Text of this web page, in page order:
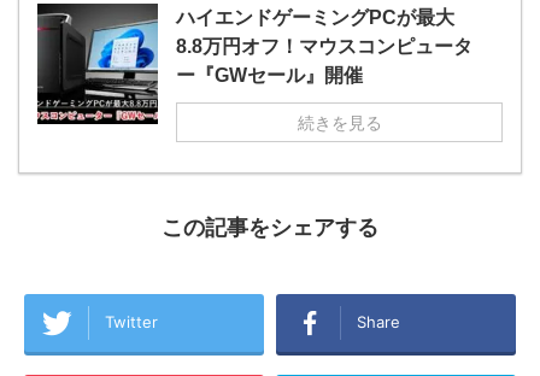
ハイエンドゲーミングPCが最大
8.8万円オフ！マウスコンピュータ
ー『GWセール』開催
続きを見る
この記事をシェアする
Twitter Share